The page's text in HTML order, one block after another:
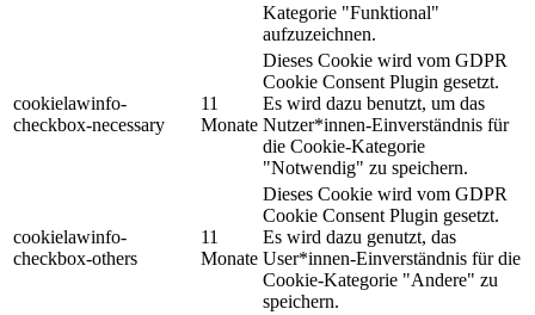
Kategorie "Funktional"
aufzuzeichnen.
cookielawinfo-
checkbox-necessary
11
Monate
Dieses Cookie wird vom GDPR
Cookie Consent Plugin gesetzt.
Es wird dazu benutzt, um das
Nutzer*innen-Einverständnis für
die Cookie-Kategorie
"Notwendig" zu speichern.
cookielawinfo-
checkbox-others
11
Monate
Dieses Cookie wird vom GDPR
Cookie Consent Plugin gesetzt.
Es wird dazu genutzt, das
User*innen-Einverständnis für die
Cookie-Kategorie "Andere" zu
speichern.